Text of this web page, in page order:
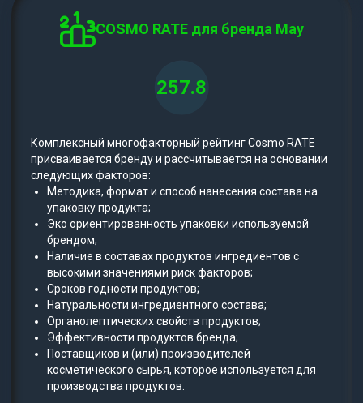
COSMO RATE для бренда May
257.8
Комплексный многофакторный рейтинг Cosmo RATE
присваивается бренду и рассчитывается на основании
следующих факторов:
Методика, формат и способ нанесения состава на
упаковку продукта;
Эко ориентированность упаковки используемой
брендом;
Наличие в составах продуктов ингредиентов с
высокими значениями риск факторов;
Сроков годности продуктов;
Натуральности ингредиентного состава;
Органолептических свойств продуктов;
Эффективности продуктов бренда;
Поставщиков и (или) производителей
косметического сырья, которое используется для
производства продуктов.